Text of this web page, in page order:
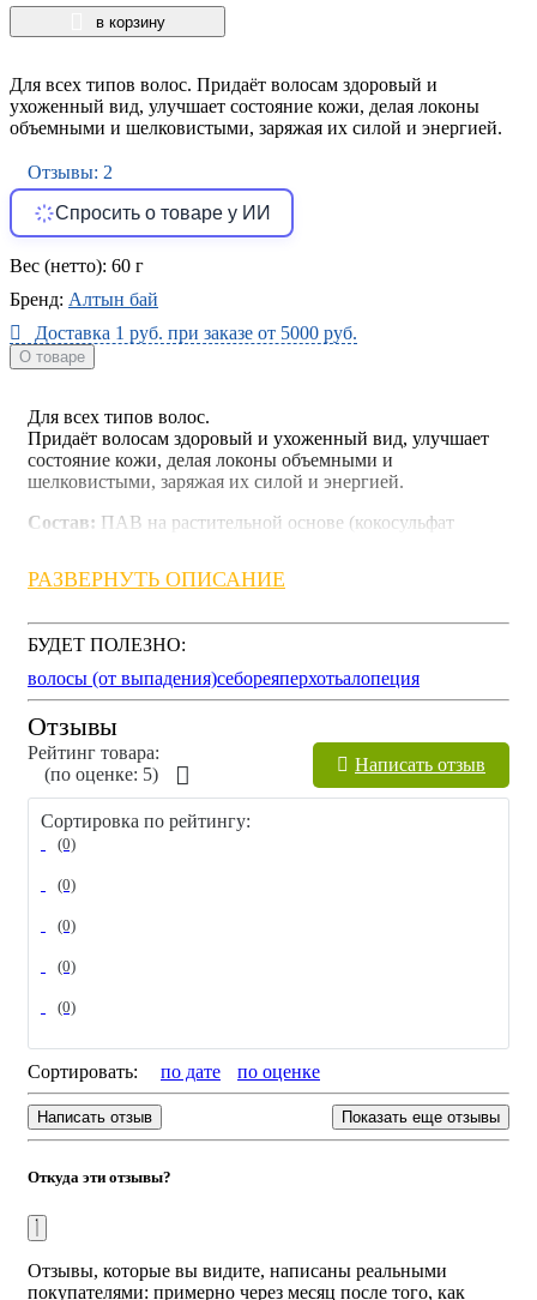
в корзину
Для всех типов волос. Придаёт волосам здоровый и
ухоженный вид, улучшает состояние кожи, делая локоны
объемными и шелковистыми, заряжая их силой и энергией.
Отзывы: 2
Спросить о товаре у ИИ
Вес (нетто): 60 г
Бренд: Алтын бай
Доставка 1 руб. при заказе от 5000 руб.
О товаре
Для всех типов волос.
Придаёт волосам здоровый и ухоженный вид, улучшает
состояние кожи, делая локоны объемными и
шелковистыми, заряжая их силой и энергией.
Состав: ПАВ на растительной основе (кокосульфат
облепихи, экстракт шиповника, лимонная кислота,
Условия хранения:
Исключить попадание прямых солнечных лучей. После
использования хранить в сухой мыльнице с отверстиями
для отвода воды.
Срок годности:
Страна производства: Россия
РАЗВЕРНУТЬ ОПИСАНИЕ
БУДЕТ ПОЛЕЗНО:
волосы (от выпадения)себореяперхотьалопеция
Отзывы
Написать отзыв
Рейтинг товара:
(по оценкe: 5)
Сортировка по рейтингу:
(0)
(0)
(0)
(0)
(0)
Сортировать: по дате по оценкe
Написать отзыв Показать еще отзывы
Откуда эти отзывы?
Отзывы, которые вы видите, написаны реальными
покупателями: примерно через месяц после того, как